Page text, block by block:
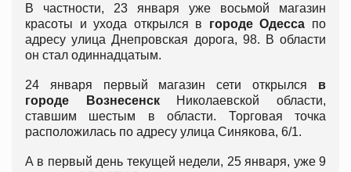
В частности, 23 января уже восьмой магазин
красоты и ухода открылся в городе Одесса по
адресу улица Днепровская дорога, 98. В области
он стал одиннадцатым.
24 января первый магазин сети открылся в
городе ВознесенскНиколаевской области,
ставшим шестым в области. Торговая точка
расположилась по адресу улица Синякова, 6/1.
А в первый день текущей недели, 25 января, уже 9